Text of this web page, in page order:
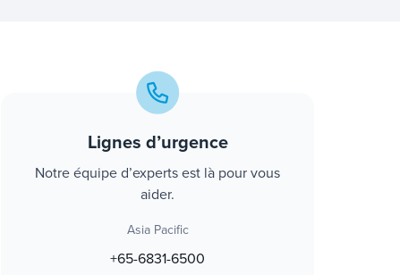
Lignes d’urgence
Notre équipe d’experts est là pour vous
aider.
Asia Pacific
+65-6831-6500